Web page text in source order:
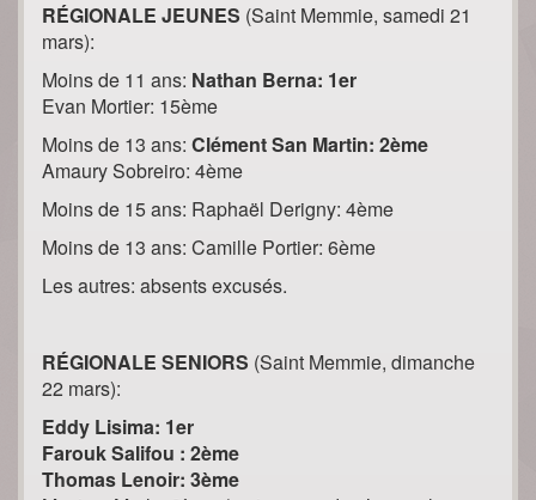
RÉGIONALE JEUNES (Saint Memmie, samedi 21
mars):
Moins de 11 ans: Nathan Berna: 1er
Evan Mortier: 15ème
Moins de 13 ans: Clément San Martin: 2ème
Amaury Sobreiro: 4ème
Moins de 15 ans: Raphaël Derigny: 4ème
Moins de 13 ans: Camille Portier: 6ème
Les autres: absents excusés.
RÉGIONALE SENIORS (Saint Memmie, dimanche
22 mars):
Eddy Lisima: 1er
Farouk Salifou : 2ème
Thomas Lenoir: 3ème